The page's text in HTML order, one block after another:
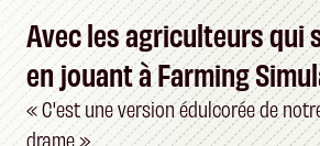
Avec les agriculteurs qui
en jouant à Farming
« C'est une version édulcorée de
drame »